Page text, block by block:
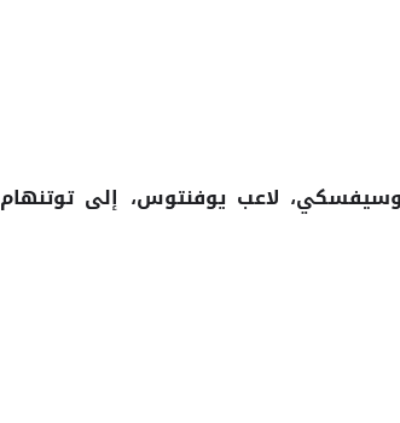
لاعب يوفنتوس، إلى توتنهام